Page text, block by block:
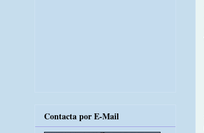
Contacta por E-Mail